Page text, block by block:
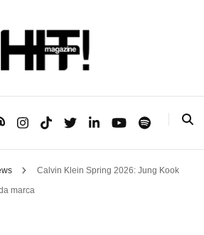
Calvin Klein Spring 2026: Jung Kook
marca